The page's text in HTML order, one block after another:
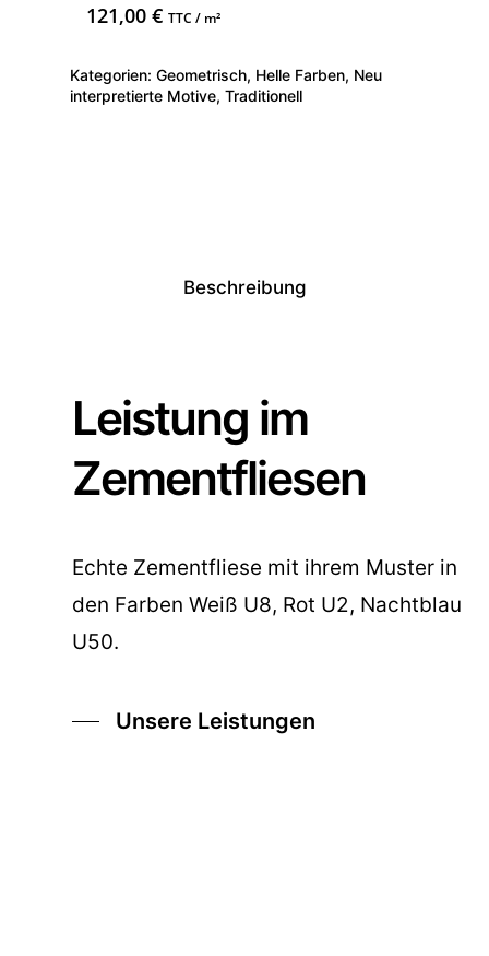
121,00€ TTC / m²
Kategorien: Geometrisch, Helle Farben, Neu
interpretierte Motive, Traditionell
Beschreibung
Leistung im
Zementfliesen
Echte Zementfliese mit ihrem Muster in
den Farben Weiß U8, Rot U2, Nachtblau
U50.
Unsere Leistungen